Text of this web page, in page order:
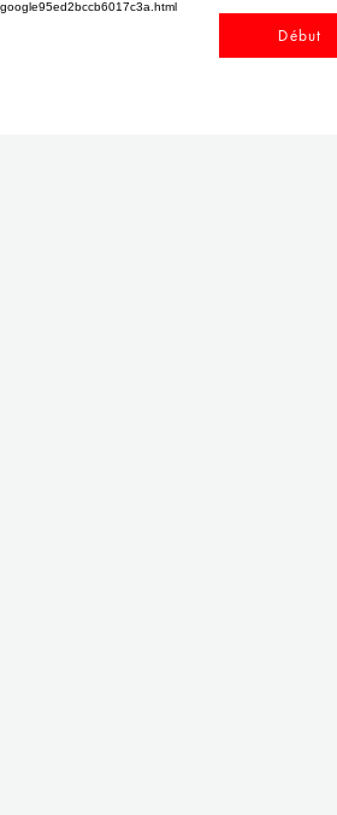
google95ed2bccb6017c3a.html
Début